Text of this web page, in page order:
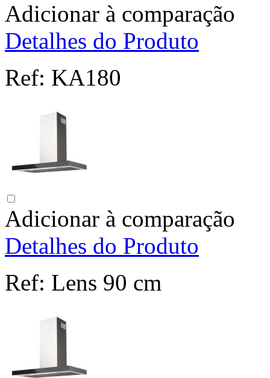
Adicionar à comparação
Detalhes do Produto
Ref: KA180
Adicionar à comparação
Detalhes do Produto
Ref: Lens 90 cm